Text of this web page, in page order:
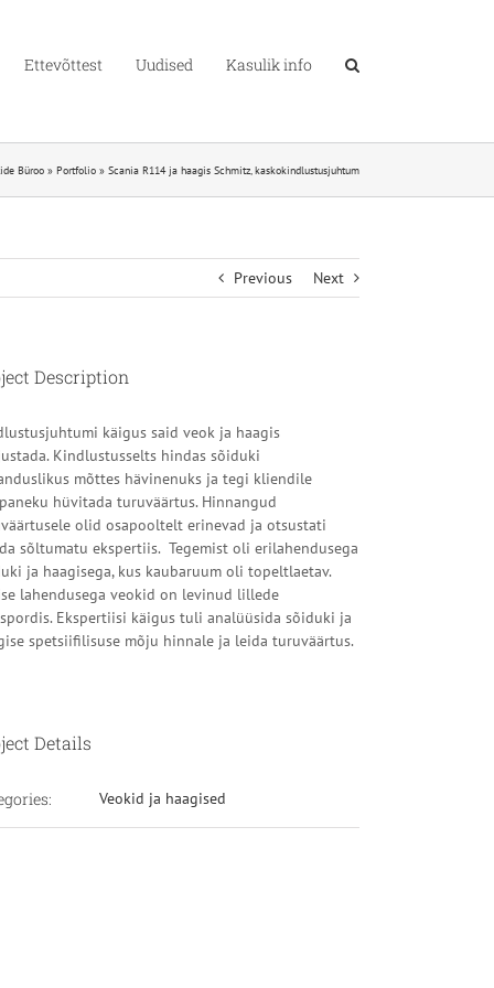
Ettevõttest Uudised Kasulik info
Büroo » Portfolio » Scania R114 ja haagis Schmitz, kaskokindlustusjuhtum
Previous Next
Description
käigus said veok ja haagis
Kindlustusselts hindas sõiduki
mõttes hävinenuks ja tegi kliendile
hüvitada turuväärtus. Hinnangud
olid osapooltelt erinevad ja otsustati
sõltumatu ekspertiis. Tegemist oli erilahendusega
ja haagisega, kus kaubaruum oli topeltlaetav.
lahendusega veokid on levinud lillede
Ekspertiisi käigus tuli analüüsida sõiduki ja
spetsiifilisuse mõju hinnale ja leida turuväärtus.
Details
Veokid ja haagised